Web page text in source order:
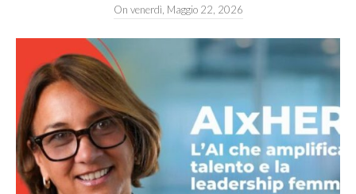
On venerdì, Maggio 22, 2026